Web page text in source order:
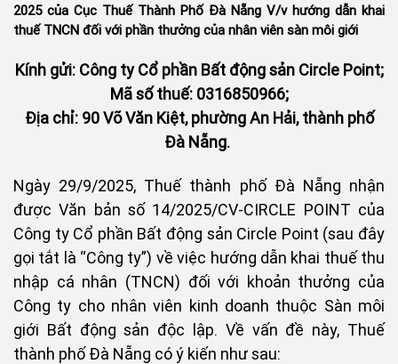
2025 của Cục Thuế Thành Phố Đà Nẵng V/v hướng dẫn khai
thuế TNCN đối với phần thưởng của nhân viên sàn môi giới
Kính gửi: Công ty Cổ phần Bất động sản Circle Point;
Mã số thuế: 0316850966;
Địa chỉ: 90 Võ Văn Kiệt, phường An Hải, thành phố
Đà Nẵng.
Ngày 29/9/2025, Thuế thành phố Đà Nẵng nhận
được Văn bản số 14/2025/CV-CIRCLE POINT của
Công ty Cổ phần Bất động sản Circle Point (sau đây
gọi tắt là “Công ty”) về việc hướng dẫn khai thuế thu
nhập cá nhân (TNCN) đối với khoản thưởng của
Công ty cho nhân viên kinh doanh thuộc Sàn môi
giới Bất động sản độc lập. Về vấn đề này, Thuế
thành phố Đà Nẵng có ý kiến như sau: